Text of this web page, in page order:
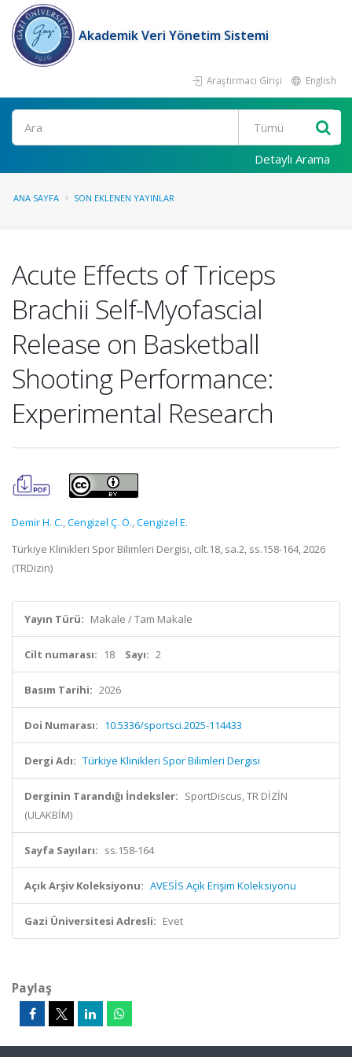
Akademik Veri Yönetim Sistemi
Araştırmacı Girişi English
Ara
Detaylı Arama
ANA SAYFA SON EKLENEN YAYINLAR
Acute Effects of Triceps
Brachii Self-Myofascial
Release on Basketball
Shooting Performance:
Experimental Research
Demir H. C.,Cengizel Ç. Ö.,Cengizel E.
Türkiye Klinikleri Spor Bilimleri Dergisi, cilt.18, sa.2, ss.158-164, 2026
(TRDizin)
Yayın Türü: Makale / Tam Makale
Cilt numarası: 18 Sayı: 2
Basım Tarihi: 2026
Doi Numarası: 10.5336/sportsci.2025-114433
Dergi Adı: Türkiye Klinikleri Spor Bilimleri Dergisi
Derginin Tarandığı İndeksler: SportDiscus, TR DİZİN
(ULAKBİM)
Sayfa Sayıları: ss.158-164
Açık Arşiv Koleksiyonu: AVESİS Açık Erişim Koleksiyonu
Gazi Üniversitesi Adresli: Evet
Paylaş